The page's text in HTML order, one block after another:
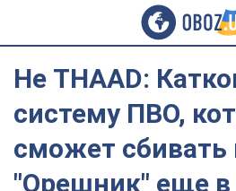
Не THAAD:
систему ПВО,
сможет сбивать
"Орешник" еще в